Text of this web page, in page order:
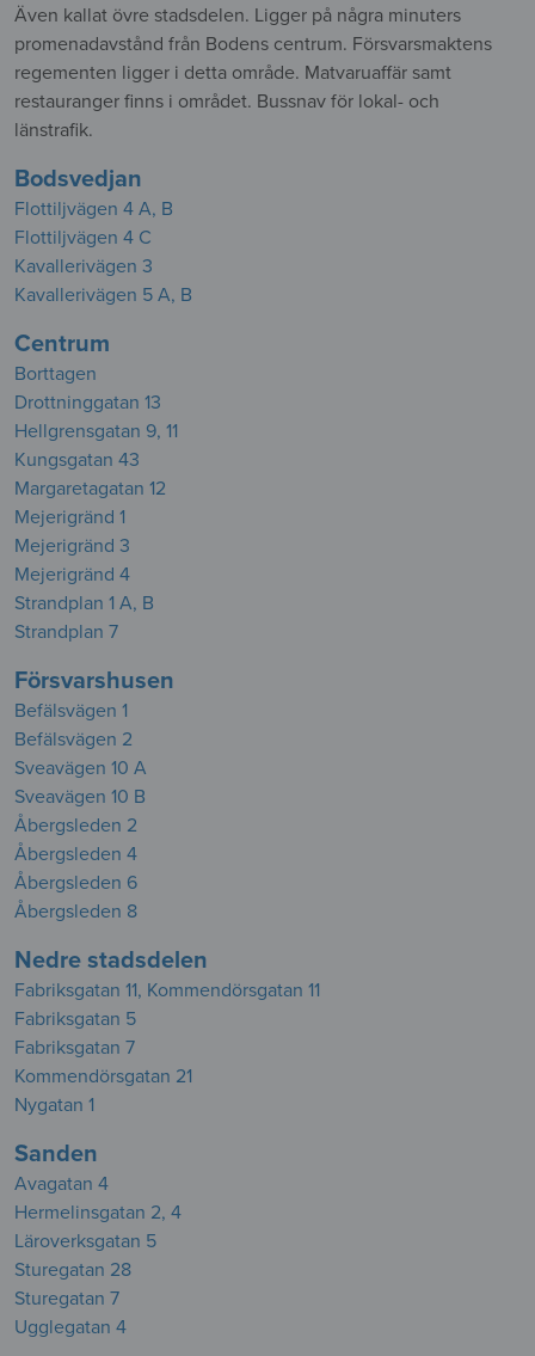
Bodsvedjan
Flottiljvägen 4 A, B
Flottiljvägen 4 C
Kavallerivägen 3
Kavallerivägen 5 A, B
Centrum
Borttagen
Drottninggatan 13
Hellgrensgatan 9, 11
Kungsgatan 43
Margaretagatan 12
Mejerigränd 1
Mejerigränd 3
Mejerigränd 4
Strandplan 1 A, B
Strandplan 7
Försvarshusen
Befälsvägen 1
Befälsvägen 2
Sveavägen 10 A
Sveavägen 10 B
Åbergsleden 2
Åbergsleden 4
Åbergsleden 6
Åbergsleden 8
Nedre stadsdelen
Fabriksgatan 11, Kommendörsgatan 11
Fabriksgatan 5
Fabriksgatan 7
Kommendörsgatan 21
Nygatan 1
Sanden
Avagatan 4
Hermelinsgatan 2, 4
Läroverksgatan 5
Sturegatan 28
Sturegatan 7
Ugglegatan 4
Även kallat övre stadsdelen. Ligger på några minuters
promenadavstånd från Bodens centrum. Försvarsmaktens
regementen ligger i detta område. Matvaruaffär samt
restauranger finns i området. Bussnav för lokal- och
länstrafik.